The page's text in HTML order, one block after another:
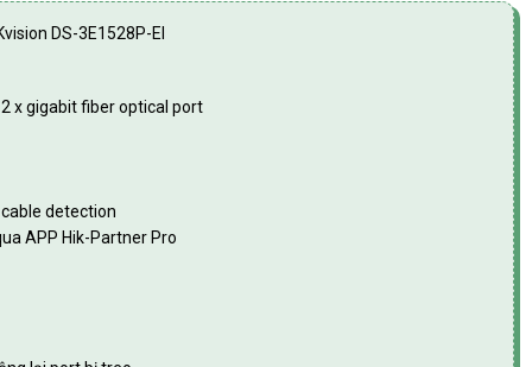
DS-3E1528P-EI
x gigabit fiber optical port
detection
APP Hik-Partner Pro